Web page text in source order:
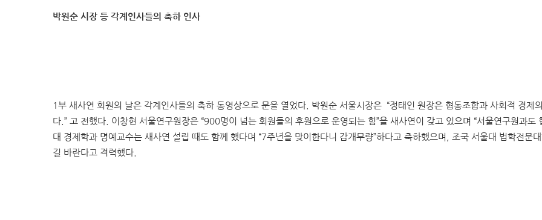
박원순 시장 등 각계인사들의 축하 인사
1부 새사연 회원의 날은 각계인사들의 축하 동영상으로 문을 열었다. 박원순 서울시장은 “정태인 원장은 협동조합과 사회적 경제
다.” 고 전했다. 이창현 서울연구원장은 “900명이 넘는 회원들의 후원으로 운영되는 힘”을 새사연이 갖고 있으며 “서울연구원과
대 경제학과 명예교수는 새사연 설립 때도 함께 했다며 “7주년을 맞이한다니 감개무량”하다고 축하했으며, 조국 서울대 법학전문
길 바란다고 격력했다.